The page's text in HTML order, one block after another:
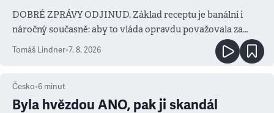
DOBRÉ ZPRÁVY ODJINUD. Základ receptu je banální i
náročný současně: aby to vláda opravdu považovala za
prioritu
Tomáš Lindner•7. 8. 2026
Česko•6 minut
Byla hvězdou ANO, pak ji skandál